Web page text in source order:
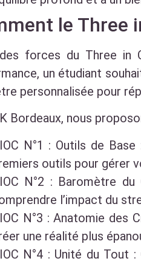
le Three
des forces du Three
un étudiant
personnalisée pour
Bordeaux, nous
N°1 : Outils de
outils pour gérer
N°2 : Baromètre
l’impact du
N°3 : Anatomie des
une réalité plus
N°4 : Unité du Tout